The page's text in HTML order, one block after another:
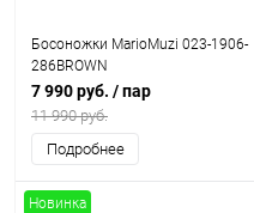
Босоножки MarioMuzi 023-1906-
286BROWN
7 990 руб. / пар
11 990 руб.
Подробнее
Новинка